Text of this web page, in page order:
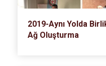
2019-Aynı Yolda
Ağ Oluşturma